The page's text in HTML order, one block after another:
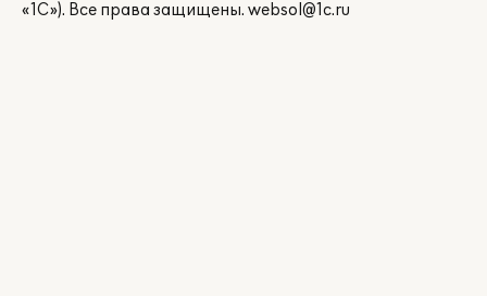
«1С»). Все права защищены. websol@1c.ru